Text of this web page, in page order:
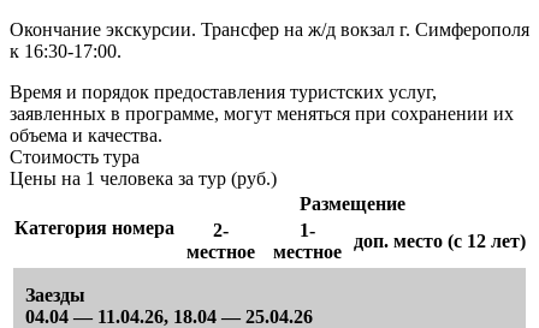
Окончание экскурсии. Трансфер на ж/д вокзал г. Симферополя
к 16:30-17:00.
Время и порядок предоставления туристских услуг,
заявленных в программе, могут меняться при сохранении их
объема и качества.
Стоимость тура
Цены на 1 человека за тур (руб.)
Категория номера
Размещение
2-
местное
1-
местное
доп. место (с 12 лет)
Заезды
04.04 — 11.04.26, 18.04 — 25.04.26